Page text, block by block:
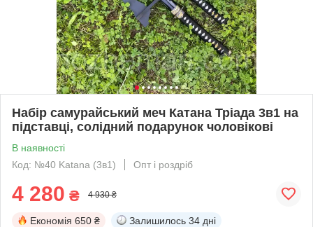
Набір самурайський меч Катана Тріада 3в1 на
підставці, солідний подарунок чоловікові
В наявності
Код: №40 Katana (3в1)
Опт і роздріб
4 280 ₴ 4 930 ₴
Економія 650 ₴ Залишилось 34 дні